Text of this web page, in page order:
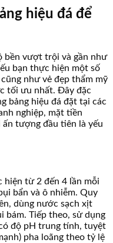
hiệu đá để
bền vượt trội và gần như
bạn thực hiện một số
như vẻ đẹp thẩm mỹ
tối ưu nhất. Đây đặc
bảng hiệu đá đặt tại các
nghiệp, mặt tiền
tượng đầu tiên là yếu
hiện từ 2 đến 4 lần mỗi
bẩn và ô nhiễm. Quy
dùng nước sạch xịt
bám. Tiếp theo, sử dụng
độ pH trung tính, tuyệt
pha loãng theo tỷ lệ